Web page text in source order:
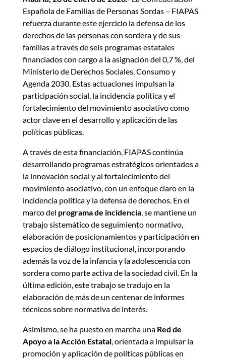
Española de Familias de Personas Sordas – FIAPAS
refuerza durante este ejercicio la defensa de los
derechos de las personas con sordera y de sus
familias a través de seis programas estatales
financiados con cargo a la asignación del 0,7 %, del
Ministerio de Derechos Sociales, Consumo y
Agenda 2030. Estas actuaciones impulsan la
participación social, la incidencia política y el
fortalecimiento del movimiento asociativo como
actor clave en el desarrollo y aplicación de las
políticas públicas.
A través de esta financiación, FIAPAS continúa
desarrollando programas estratégicos orientados a
la innovación social y al fortalecimiento del
movimiento asociativo, con un enfoque claro en la
incidencia política y la defensa de derechos. En el
marco del programa de incidencia, se mantiene un
trabajo sistemático de seguimiento normativo,
elaboración de posicionamientos y participación en
espacios de diálogo institucional, incorporando
además la voz de la infancia y la adolescencia con
sordera como parte activa de la sociedad civil. En la
última edición, este trabajo se tradujo en la
elaboración de más de un centenar de informes
técnicos sobre normativa de interés.
Asimismo, se ha puesto en marcha una Red de
Apoyo a la Acción Estatal, orientada a impulsar la
promoción y aplicación de políticas públicas en